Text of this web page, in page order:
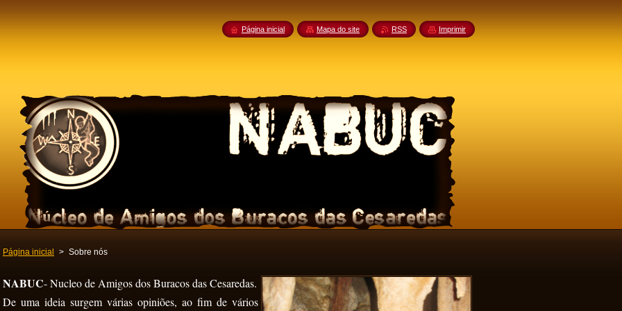
Página inicial > Sobre nós
NABUC- Nucleo de Amigos dos Buracos das Cesaredas.
De uma ideia surgem várias opiniões, ao fim de vários
Página inicial Mapa do site RSS Imprimir